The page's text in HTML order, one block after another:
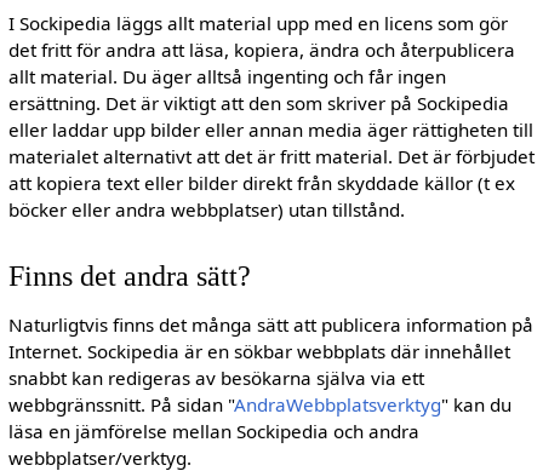
I Sockipedia läggs allt material upp med en licens som gör
det fritt för andra att läsa, kopiera, ändra och återpublicera
allt material. Du äger alltså ingenting och får ingen
ersättning. Det är viktigt att den som skriver på Sockipedia
eller laddar upp bilder eller annan media äger rättigheten till
materialet alternativt att det är fritt material. Det är förbjudet
att kopiera text eller bilder direkt från skyddade källor (t ex
böcker eller andra webbplatser) utan tillstånd.
Finns det andra sätt?
Naturligtvis finns det många sätt att publicera information på
Internet. Sockipedia är en sökbar webbplats där innehållet
snabbt kan redigeras av besökarna själva via ett
webbgränssnitt. På sidan "AndraWebbplatsverktyg" kan du
läsa en jämförelse mellan Sockipedia och andra
webbplatser/verktyg.